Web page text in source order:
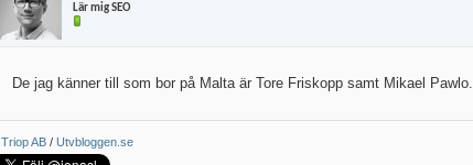
Lär mig SEO
De jag känner till som bor på Malta är Tore Friskopp samt Mikael Pawlo.
Triop AB / Utvbloggen.se